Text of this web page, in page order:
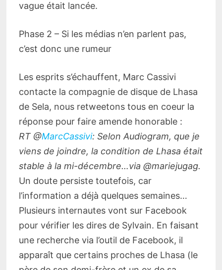
vague était lancée.
Phase 2 – Si les médias n’en parlent pas,
c’est donc une rumeur
Les esprits s’échauffent, Marc Cassivi
contacte la compagnie de disque de Lhasa
de Sela, nous retweetons tous en coeur la
réponse pour faire amende honorable :
RT @MarcCassivi: Selon Audiogram, que je
viens de joindre, la condition de Lhasa était
stable à la mi-décembre…via @mariejugag.
Un doute persiste toutefois, car
l’information a déjà quelques semaines…
Plusieurs internautes vont sur Facebook
pour vérifier les dires de Sylvain. En faisant
une recherche via l’outil de Facebook, il
apparaît que certains proches de Lhasa (le